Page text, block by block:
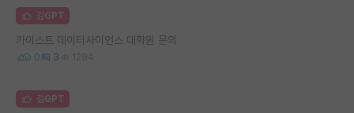
김GPT
카이스트 데이터사이언스 대학원 문의
0 3 1294
김GPT